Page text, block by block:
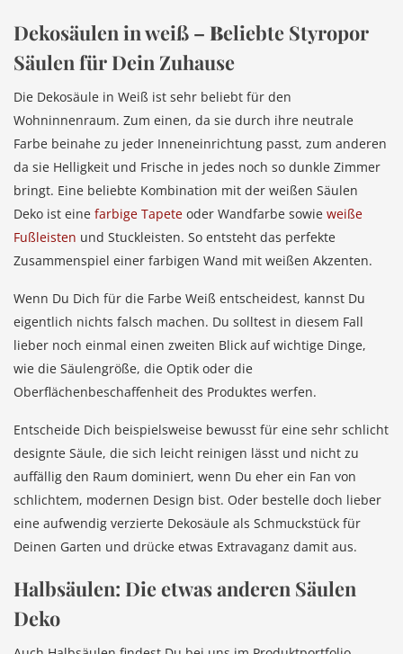
Dekosäulen in weiß – Beliebte Styropor
Säulen für Dein Zuhause
Die Dekosäule in Weiß ist sehr beliebt für den
Wohninnenraum. Zum einen, da sie durch ihre neutrale
Farbe beinahe zu jeder Inneneinrichtung passt, zum anderen
da sie Helligkeit und Frische in jedes noch so dunkle Zimmer
bringt. Eine beliebte Kombination mit der weißen Säulen
Deko ist eine farbige Tapete oder Wandfarbe sowie weiße
Fußleisten und Stuckleisten. So entsteht das perfekte
Zusammenspiel einer farbigen Wand mit weißen Akzenten.
Wenn Du Dich für die Farbe Weiß entscheidest, kannst Du
eigentlich nichts falsch machen. Du solltest in diesem Fall
lieber noch einmal einen zweiten Blick auf wichtige Dinge,
wie die Säulengröße, die Optik oder die
Oberflächenbeschaffenheit des Produktes werfen.
Entscheide Dich beispielsweise bewusst für eine sehr schlicht
designte Säule, die sich leicht reinigen lässt und nicht zu
auffällig den Raum dominiert, wenn Du eher ein Fan von
schlichtem, modernen Design bist. Oder bestelle doch lieber
eine aufwendig verzierte Dekosäule als Schmuckstück für
Deinen Garten und drücke etwas Extravaganz damit aus.
Halbsäulen: Die etwas anderen Säulen
Deko